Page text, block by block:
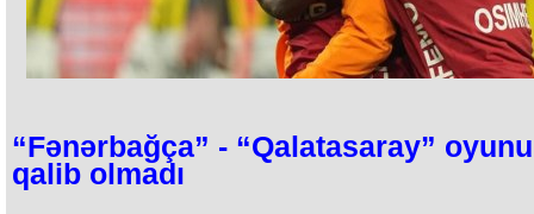
“Fənərbağça” - “Qalatasaray”
qalib olmadı